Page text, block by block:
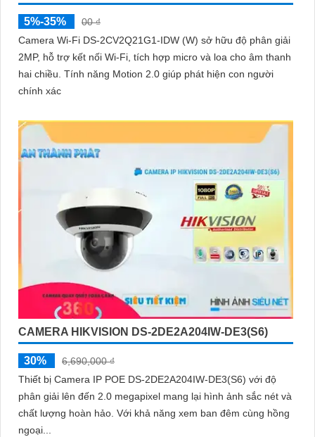
5%-35%
00 ₫
Camera Wi-Fi DS-2CV2Q21G1-IDW (W) sở hữu độ phân giải
2MP, hỗ trợ kết nối Wi-Fi, tích hợp micro và loa cho âm thanh
hai chiều. Tính năng Motion 2.0 giúp phát hiện con người
chính xác
CAMERA HIKVISION DS-2DE2A204IW-DE3(S6)
30%
6,690,000 ₫
Thiết bị Camera IP POE DS-2DE2A204IW-DE3(S6) với độ
phân giải lên đến 2.0 megapixel mang lại hình ảnh sắc nét và
chất lượng hoàn hảo. Với khả năng xem ban đêm cùng hồng
ngoại...